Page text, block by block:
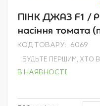
Перейти
початку
галереї
ПІНК ДЖАЗ F1 /
насіння томата
КОД ТОВАРУ 6069
БУДЬТЕ ПЕРШИМ, ХТО
В НАЯВНОСТІ